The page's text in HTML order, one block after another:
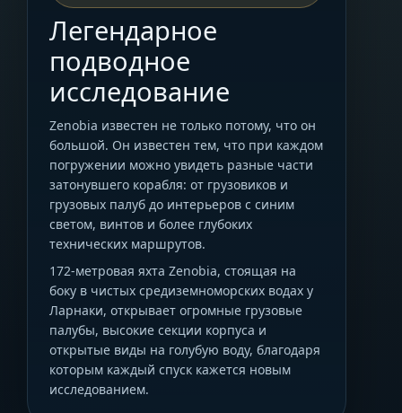
Легендарное
подводное
исследование
Zenobia известен не только потому, что он
большой. Он известен тем, что при каждом
погружении можно увидеть разные части
затонувшего корабля: от грузовиков и
грузовых палуб до интерьеров с синим
светом, винтов и более глубоких
технических маршрутов.
172-метровая яхта Zenobia, стоящая на
боку в чистых средиземноморских водах у
Ларнаки, открывает огромные грузовые
палубы, высокие секции корпуса и
открытые виды на голубую воду, благодаря
которым каждый спуск кажется новым
исследованием.